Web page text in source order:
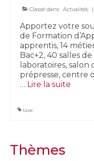
Classé dans : Actualités |
Apportez votre
de Formation
apprentis, 14
Bac+2, 40 salles
laboratoires,
prépresse, centre
… Lire la suite­­
taxe
Thèmes